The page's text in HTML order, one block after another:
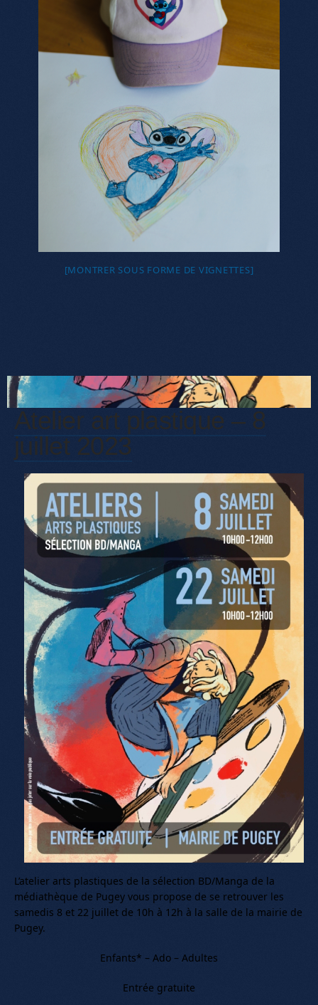
[MONTRER SOUS FORME DE VIGNETTES]
Atelier art plastique – 8
juillet 2023
L’atelier arts plastiques de la sélection BD/Manga de la
médiathèque de Pugey vous propose de se retrouver les
samedis 8 et 22 juillet de 10h à 12h à la salle de la mairie de
Pugey.
Enfants* – Ado – Adultes
Entrée gratuite